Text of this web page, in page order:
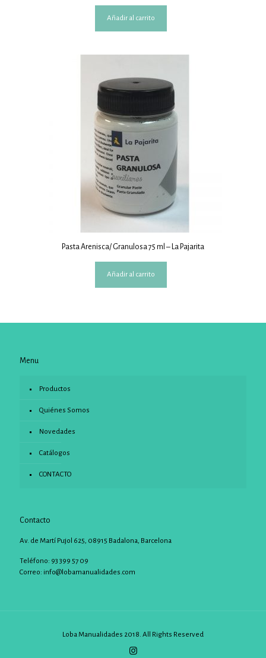
Añadir al carrito
Pasta Arenisca/ Granulosa 75 ml – La Pajarita
Añadir al carrito
Menu
Productos
Quiénes Somos
Novedades
Catálogos
CONTACTO
Contacto
Av. de Martí Pujol 625, 08915 Badalona, Barcelona
Teléfono: 93 399 57 09
Correo: info@lobamanualidades.com
Loba Manualidades 2018. All Rights Reserved